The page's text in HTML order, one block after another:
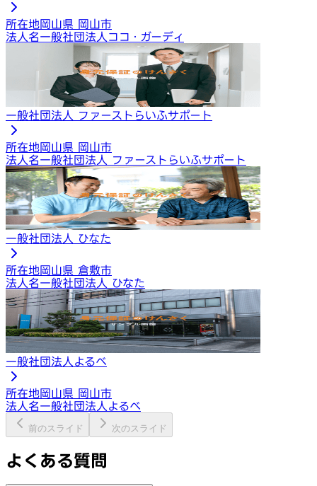
所在地岡山県 岡山市
法人名一般社団法人ココ・ガーディ
一般社団法人 ファーストらいふサポート
所在地岡山県 岡山市
法人名一般社団法人 ファーストらいふサポート
一般社団法人 ひなた
所在地岡山県 倉敷市
法人名一般社団法人 ひなた
一般社団法人よるべ
所在地岡山県 岡山市
法人名一般社団法人よるべ
前のスライド 次のスライド
よくある質問